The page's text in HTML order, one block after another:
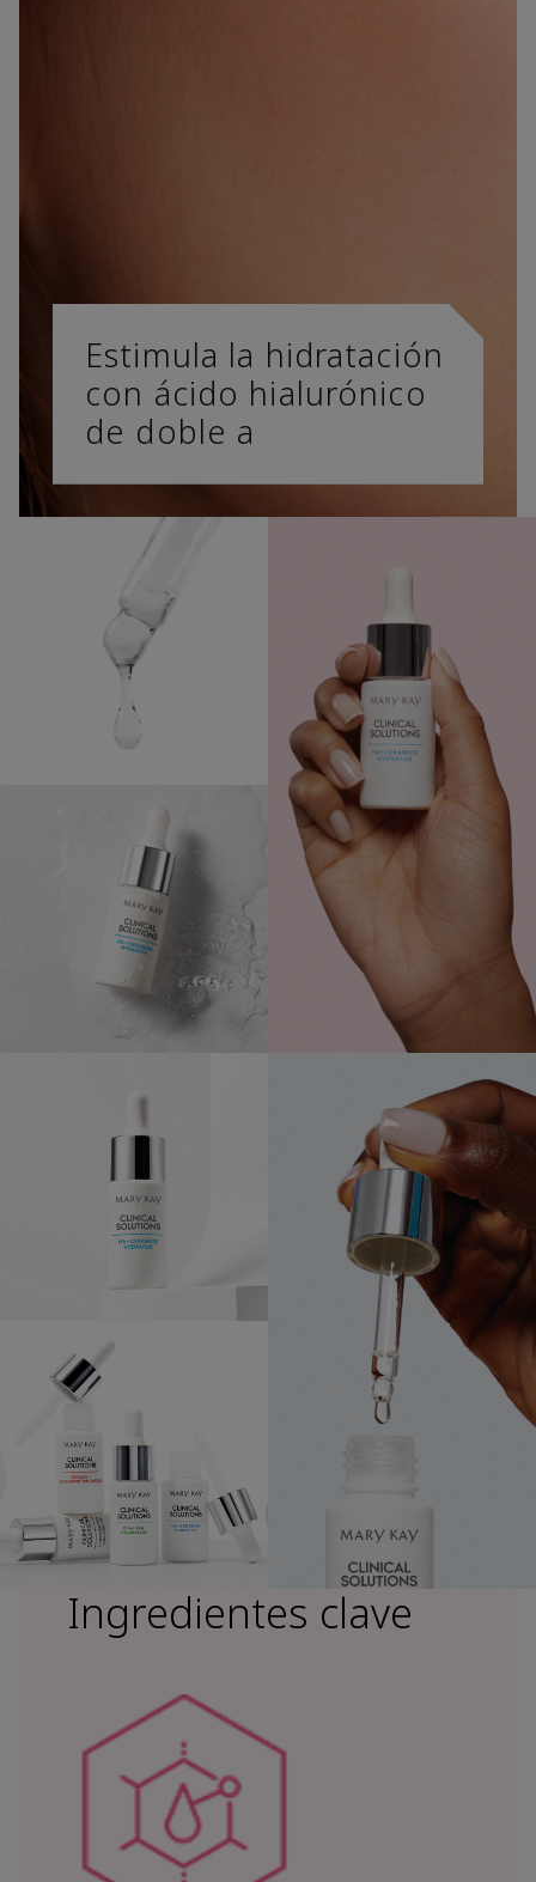
Estimula la hidratación
con ácido hialurónico
de doble a
Ingredientes clave